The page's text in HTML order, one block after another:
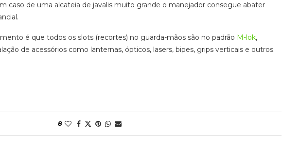
caso de uma alcateia de javalis muito grande o manejador consegue abater
é que todos os slots (recortes) no guarda-mãos são no padrão M-lok,
de acessórios como lanternas, ópticos, lasers, bipes, grips verticais e outros.
8